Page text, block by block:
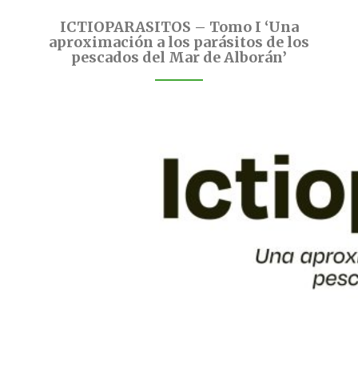
ICTIOPARASITOS – Tomo I ‘Una
aproximación a los parásitos de los
pescados del Mar de Alborán’